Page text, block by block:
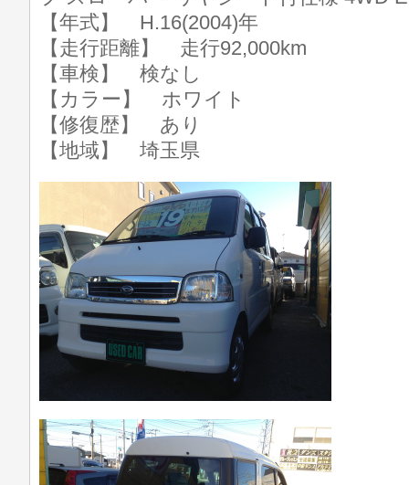
【年式】 H.16(2004)年
【走行距離】 走行92,000km
【車検】 検なし
【カラー】 ホワイト
【修復歴】 あり
【地域】 埼玉県